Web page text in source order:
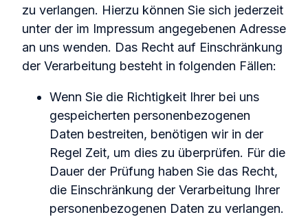
zu verlangen. Hierzu können Sie sich jederzeit
unter der im Impressum angegebenen Adresse
an uns wenden. Das Recht auf Einschränkung
der Verarbeitung besteht in folgenden Fällen:
Wenn Sie die Richtigkeit Ihrer bei uns
gespeicherten personenbezogenen
Daten bestreiten, benötigen wir in der
Regel Zeit, um dies zu überprüfen. Für die
Dauer der Prüfung haben Sie das Recht,
die Einschränkung der Verarbeitung Ihrer
personenbezogenen Daten zu verlangen.